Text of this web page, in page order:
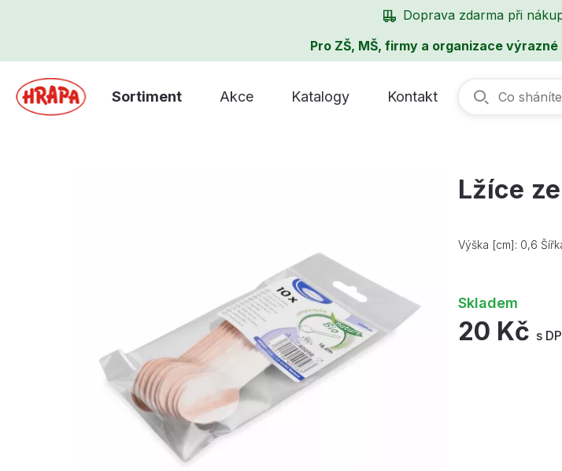
Doprava zdarma při
Pro ZŠ, MŠ, firmy a organizace
Sortiment Akce Katalogy Kontakt
Lžíce
Výška [cm]: 0,6
Skladem
20 Kč s